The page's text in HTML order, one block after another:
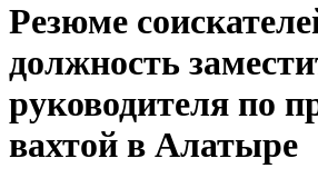
Резюме
должность
руководителя по
вахтой в Алатыре